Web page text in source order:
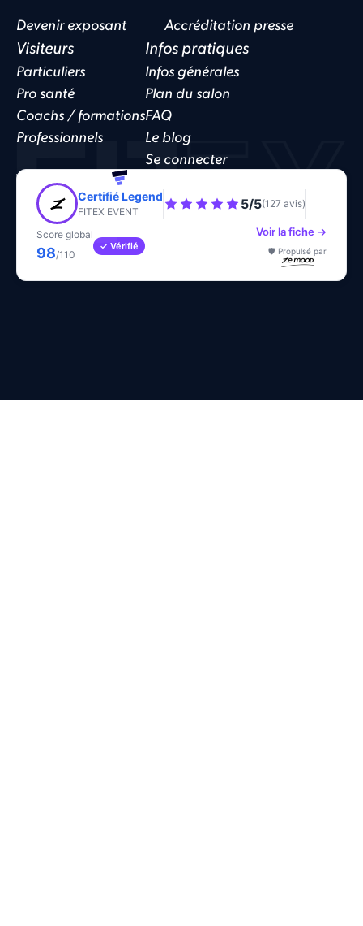
Devenir exposant Accréditation presse
Visiteurs
Particuliers
Pro santé
Coachs / formations
Professionnels
Infos pratiques
Infos générales
Plan du salon
FAQ
Le blog
Se connecter
Website by
Cookies
Certifié Legend
FITEX EVENT 5/5(127 avis)
Score global
98/110
✓ Vérifié
Voir la fiche →
🛡️ Propulsé par